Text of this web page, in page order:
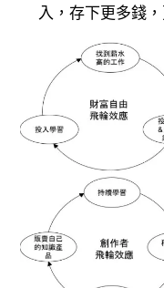
入，存下更多錢